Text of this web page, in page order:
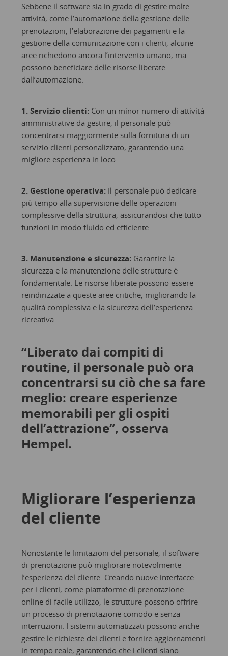
Sebbene il software sia in grado di gestire molte
attività, come l’automazione della gestione delle
prenotazioni, l’elaborazione dei pagamenti e la
gestione della comunicazione con i clienti, alcune
aree richiedono ancora l’intervento umano, ma
possono beneficiare delle risorse liberate
dall’automazione:
1. Servizio clienti:Con un minor numero di attività
amministrative da gestire, il personale può
concentrarsi maggiormente sulla fornitura di un
servizio clienti personalizzato, garantendo una
migliore esperienza in loco.
2. Gestione operativa:Il personale può dedicare
più tempo alla supervisione delle operazioni
complessive della struttura, assicurandosi che tutto
funzioni in modo fluido ed efficiente.
3. Manutenzione e sicurezza:Garantire la
sicurezza e la manutenzione delle strutture è
fondamentale. Le risorse liberate possono essere
reindirizzate a queste aree critiche, migliorando la
qualità complessiva e la sicurezza dell’esperienza
ricreativa.
“Liberato dai compiti di
routine, il personale può ora
concentrarsi su ciò che sa fare
meglio: creare esperienze
memorabili per gli ospiti
dell’attrazione”, osserva
Hempel.
Migliorare l’esperienza
del cliente
Nonostante le limitazioni del personale, il software
di prenotazione può migliorare notevolmente
l’esperienza del cliente. Creando nuove interfacce
per i clienti, come piattaforme di prenotazione
online di facile utilizzo, le strutture possono offrire
un processo di prenotazione comodo e senza
interruzioni. I sistemi automatizzati possono anche
gestire le richieste dei clienti e fornire aggiornamenti
in tempo reale, garantendo che i clienti siano